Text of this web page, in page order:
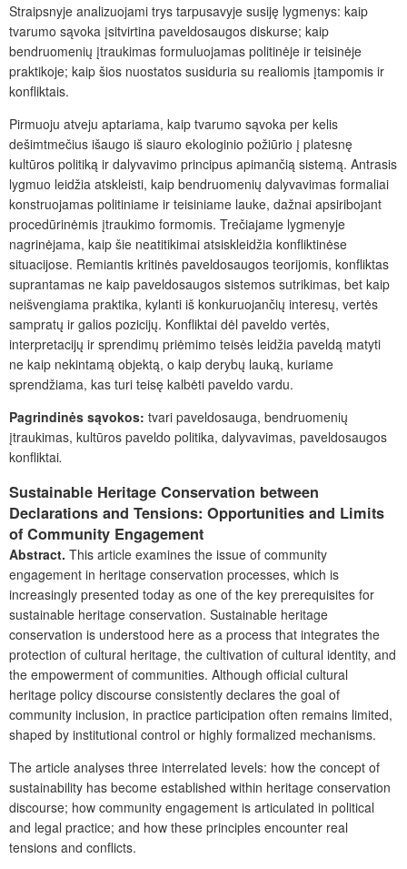
Straipsnyje analizuojami trys tarpusavyje susiję lygmenys: kaip
tvarumo sąvoka įsitvirtina paveldosaugos diskurse; kaip
bendruomenių įtraukimas formuluojamas politinėje ir teisinėje
praktikoje; kaip šios nuostatos susiduria su realiomis įtampomis ir
konfliktais.
Pirmuoju atveju aptariama, kaip tvarumo sąvoka per kelis
dešimtmečius išaugo iš siauro ekologinio požiūrio į platesnę
kultūros politiką ir dalyvavimo principus apimančią sistemą. Antrasis
lygmuo leidžia atskleisti, kaip bendruomenių dalyvavimas formaliai
konstruojamas politiniame ir teisiniame lauke, dažnai apsiribojant
procedūrinėmis įtraukimo formomis. Trečiajame lygmenyje
nagrinėjama, kaip šie neatitikimai atsiskleidžia konfliktinėse
situacijose. Remiantis kritinės paveldosaugos teorijomis, konfliktas
suprantamas ne kaip paveldosaugos sistemos sutrikimas, bet kaip
neišvengiama praktika, kylanti iš konkuruojančių interesų, vertės
sampratų ir galios pozicijų. Konfliktai dėl paveldo vertės,
interpretacijų ir sprendimų priėmimo teisės leidžia paveldą matyti
ne kaip nekintamą objektą, o kaip derybų lauką, kuriame
sprendžiama, kas turi teisę kalbėti paveldo vardu.
Pagrindinės sąvokos: tvari paveldosauga, bendruomenių
įtraukimas, kultūros paveldo politika, dalyvavimas, paveldosaugos
konfliktai.
Sustainable Heritage Conservation between
Declarations and Tensions: Opportunities and Limits
of Community Engagement
Abstract. This article examines the issue of community
engagement in heritage conservation processes, which is
increasingly presented today as one of the key prerequisites for
sustainable heritage conservation. Sustainable heritage
conservation is understood here as a process that integrates the
protection of cultural heritage, the cultivation of cultural identity, and
the empowerment of communities. Although official cultural
heritage policy discourse consistently declares the goal of
community inclusion, in practice participation often remains limited,
shaped by institutional control or highly formalized mechanisms.
The article analyses three interrelated levels: how the concept of
sustainability has become established within heritage conservation
discourse; how community engagement is articulated in political
and legal practice; and how these principles encounter real
tensions and conflicts.